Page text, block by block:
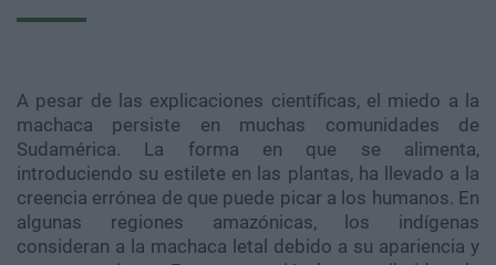
A pesar de las explicaciones científicas, el miedo a la
machaca persiste en muchas comunidades de
Sudamérica. La forma en que se alimenta,
introduciendo su estilete en las plantas, ha llevado a la
creencia errónea de que puede picar a los humanos. En
algunas regiones amazónicas, los indígenas
consideran a la machaca letal debido a su apariencia y